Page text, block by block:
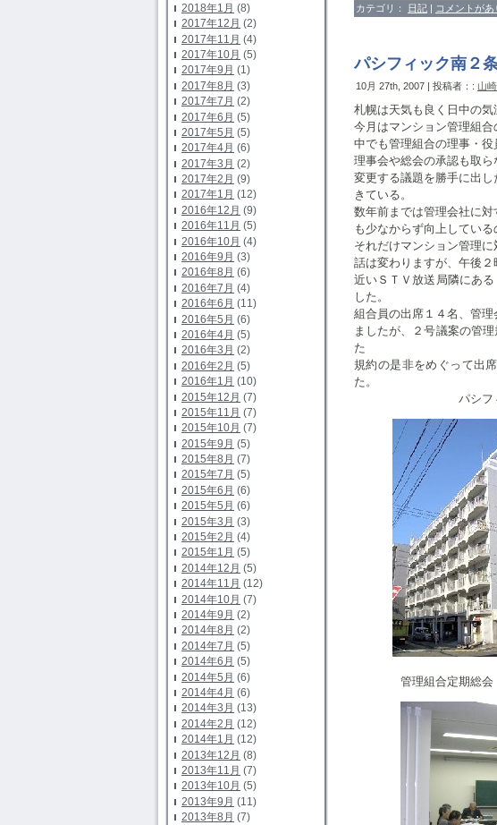
2018年1月 (8)
2017年12月 (2)
2017年11月 (4)
2017年10月 (5)
2017年9月 (1)
2017年8月 (3)
2017年7月 (2)
2017年6月 (5)
2017年5月 (5)
2017年4月 (6)
2017年3月 (2)
2017年2月 (9)
2017年1月 (12)
2016年12月 (9)
2016年11月 (5)
2016年10月 (4)
2016年9月 (3)
2016年8月 (6)
2016年7月 (4)
2016年6月 (11)
2016年5月 (6)
2016年4月 (5)
2016年3月 (2)
2016年2月 (5)
2016年1月 (10)
2015年12月 (7)
2015年11月 (7)
2015年10月 (7)
2015年9月 (5)
2015年8月 (7)
2015年7月 (5)
2015年6月 (6)
2015年5月 (6)
2015年3月 (3)
2015年2月 (4)
2015年1月 (5)
2014年12月 (5)
2014年11月 (12)
2014年10月 (7)
2014年9月 (2)
2014年8月 (2)
2014年7月 (5)
2014年6月 (5)
2014年5月 (6)
2014年4月 (6)
2014年3月 (13)
2014年2月 (12)
2014年1月 (12)
2013年12月 (8)
2013年11月 (7)
2013年10月 (5)
2013年9月 (11)
2013年8月 (7)
カテゴリ： 日記 | コメントが
パシフィック南２
10月 27th, 2007 | 投稿者：: 山崎
札幌は天気も良く日中の気
今月はマンション管理組合
中でも管理組合の理事・役
理事会や総会の承認も取
変更する議題を勝手に出
きている。
数年前までは管理会社に
も少なからず向上してい
それだけマンション管理に
話は変わりますが、午後
近いＳＴＶ放送局隣にあ
した。
組合員の出席１４名、管
ましたが、２号議案の管
た
規約の是非をめぐって出
た。
パシフィッ
管理組合定期総会 最